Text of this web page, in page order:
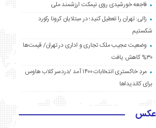
فاجعه خورشیدی روی نیمکت ارزشمند ملی
زالی: تهران را تعطیل کنید؛ در مبتلایان کرونا رکورد
شکستیم
وضعیت عجیب ملک تجاری و اداری در تهران/ قیمت‌ها
۳۰% کاهش یافت
مردِ خاکستری انتخابات ۱۴۰۰ آمد /دردسر کلاب هاوس
برای کاندیداها
عکس